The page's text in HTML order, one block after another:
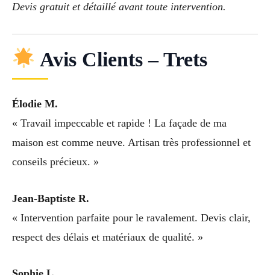
Devis gratuit et détaillé avant toute intervention.
Avis Clients – Trets
Élodie M.
« Travail impeccable et rapide ! La façade de ma
maison est comme neuve. Artisan très professionnel et
conseils précieux. »
Jean-Baptiste R.
« Intervention parfaite pour le ravalement. Devis clair,
respect des délais et matériaux de qualité. »